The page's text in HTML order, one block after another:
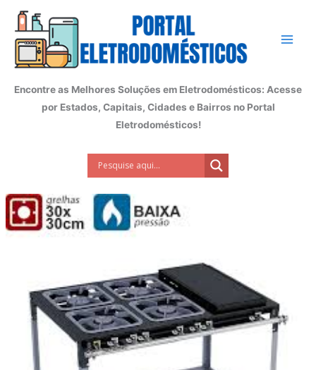
conteúdo
Encontre as Melhores Soluções em Eletrodomésticos: Acesse
por Estados, Capitais, Cidades e Bairros no Portal
Eletrodomésticos!